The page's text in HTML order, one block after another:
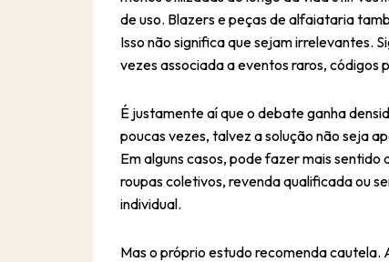
05
03
04
05
03
04
05
de uso. Blazers e peças de alfaiataria
Isso não significa que sejam irrelevantes.
vezes associada a eventos raros,
É justamente aí que o debate ganha
poucas vezes, talvez a solução não seja
Em alguns casos, pode fazer mais
roupas coletivos, revenda qualificada ou
individual.
Mas o próprio estudo recomenda